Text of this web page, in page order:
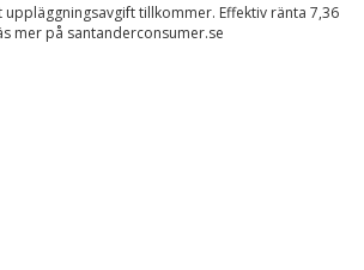
tillkommer. Effektiv ränta 7,36
mer på santanderconsumer.se